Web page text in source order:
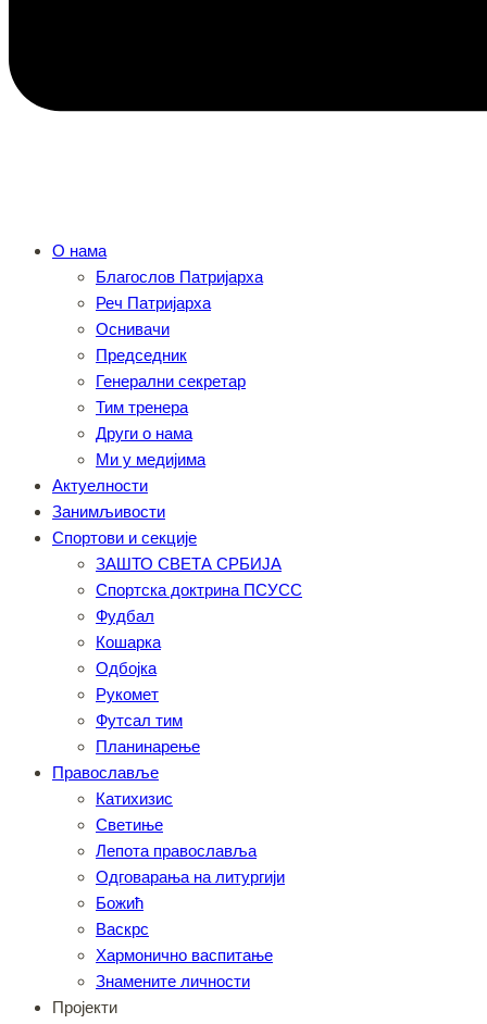
О нама
Благослов Патријарха
Реч Патријарха
Оснивачи
Председник
Генерални секретар
Тим тренера
Други о нама
Ми у медијима
Актуелности
Занимљивости
Спортови и секције
ЗАШТО СВЕТА СРБИЈА
Спортска доктрина ПСУСС
Фудбал
Кошарка
Одбојка
Рукомет
Футсал тим
Планинарење
Православље
Катихизис
Светиње
Лепота православља
Одговарања на литургији
Божић
Васкрс
Хармонично васпитање
Знамените личности
Пројекти